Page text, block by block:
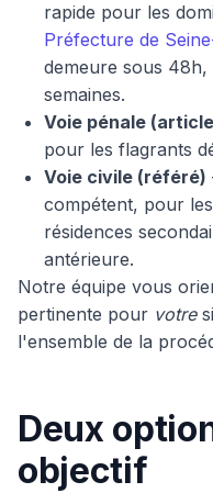
rapide pour les
Préfecture de
demeure sous
semaines.
Voie pénale
pour les flagrants
Voie civile (référé)
compétent, pour
résidences
antérieure.
Notre équipe vous
pertinente pour votre
l'ensemble de la
Deux
objectif